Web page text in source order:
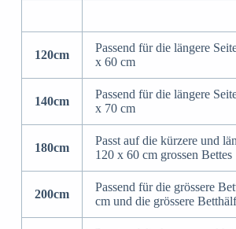
120cm
Passend für die längere
x 60 cm
140cm
Passend für die längere
x 70 cm
180cm
Passt auf die kürzere und
120 x 60 cm grossen Bettes
200cm
Passend für die grössere
cm und die grössere